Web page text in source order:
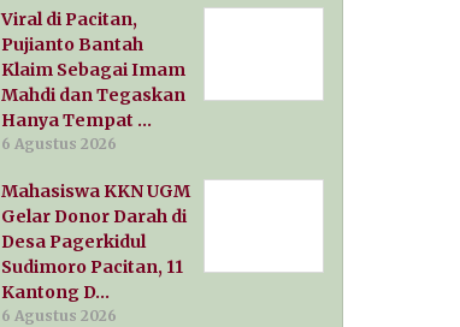
Viral di Pacitan,
Pujianto Bantah
Klaim Sebagai Imam
Mahdi dan Tegaskan
Hanya Tempat …
6 Agustus 2026
Mahasiswa KKN UGM
Gelar Donor Darah di
Desa Pagerkidul
Sudimoro Pacitan, 11
Kantong D…
6 Agustus 2026